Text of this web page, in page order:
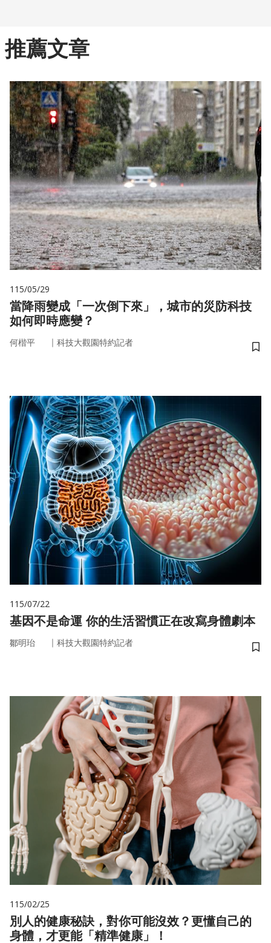
推薦文章
115/05/29
當降雨變成「一次倒下來」，城市的災防科技
如何即時應變？
何楷平 ｜ 科技大觀園特約記者
儲
115/07/22
基因不是命運 你的生活習慣正在改寫身體劇本
鄒明珆 ｜ 科技大觀園特約記者
儲
115/02/25
別人的健康秘訣，對你可能沒效？更懂自己的
身體，才更能「精準健康」！